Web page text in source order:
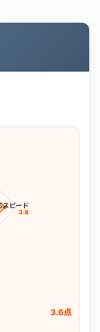
スピード
3.8
3.6点